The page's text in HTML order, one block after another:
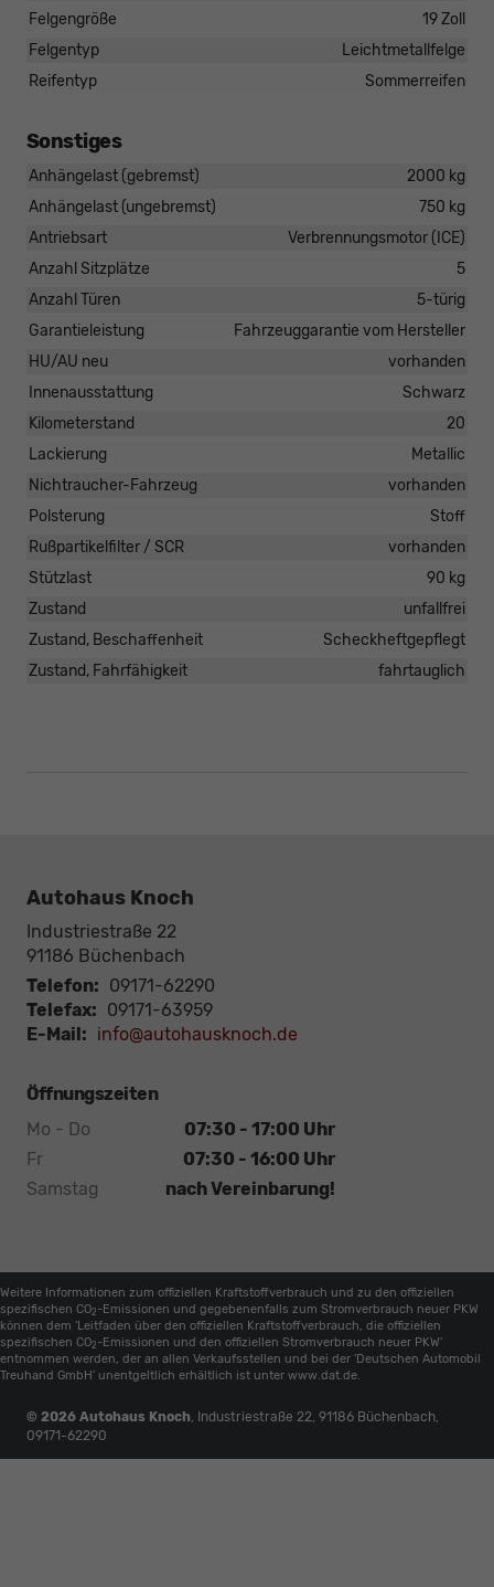
Felgengröße
19 Zoll
Felgentyp
Leichtmetallfelge
Reifentyp
Sommerreifen
Sonstiges
Anhängelast (gebremst)
2000 kg
Anhängelast (ungebremst)
750 kg
Antriebsart
Verbrennungsmotor (ICE)
Anzahl Sitzplätze
5
Anzahl Türen
5-türig
Garantieleistung
Fahrzeuggarantie vom Hersteller
HU/AU neu
vorhanden
Innenausstattung
Schwarz
Kilometerstand
20
Lackierung
Metallic
Nichtraucher-Fahrzeug
vorhanden
Polsterung
Stoff
Rußpartikelfilter / SCR
vorhanden
Stützlast
90 kg
Zustand
unfallfrei
Zustand, Beschaffenheit
Scheckheftgepflegt
Zustand, Fahrfähigkeit
fahrtauglich
Autohaus Knoch
Industriestraße 22
91186 Büchenbach
Telefon: 09171-62290
Telefax: 09171-63959
E-Mail: info@autohausknoch.de
Öffnungszeiten
Mo - Do
07:30 - 17:00 Uhr
Fr
07:30 - 16:00 Uhr
Samstag
nach Vereinbarung!
Weitere Informationen zum offiziellen Kraftstoffverbrauch und zu den offiziellen
spezifischen CO2 -Emissionen und gegebenenfalls zum Stromverbrauch neuer PKW
können dem 'Leitfaden über den offiziellen Kraftstoffverbrauch, die offiziellen
spezifischen CO2 -Emissionen und den offiziellen Stromverbrauch neuer PKW'
entnommen werden, der an allen Verkaufsstellen und bei der 'Deutschen Automobil
Treuhand GmbH' unentgeltlich erhältlich ist unter www.dat.de.
© 2026 Autohaus Knoch, Industriestraße 22, 91186 Büchenbach,
09171-62290